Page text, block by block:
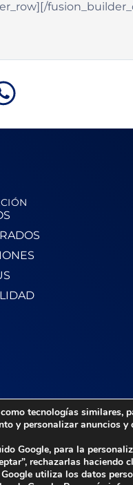
–Política de
tecnologías similares,
y personalizar anuncios y
Google, para la
rechazarlas haciendo
utiliza los datos